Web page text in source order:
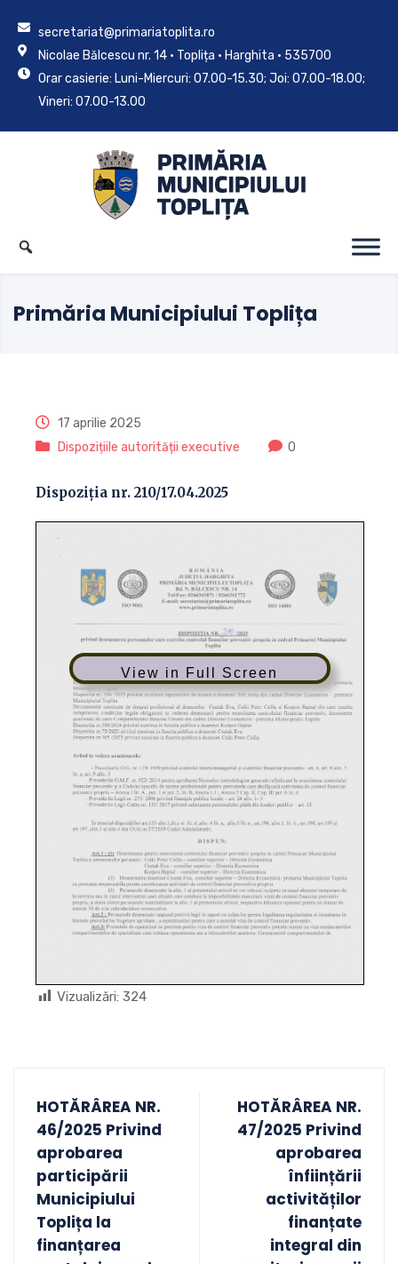
secretariat@primariatoplita.ro
Nicolae Bălcescu nr. 14 • Toplița • Harghita • 535700
Orar casierie: Luni-Miercuri: 07.00-15.30; Joi: 07.00-18.00;
Vineri: 07.00-13.00
Primăria Municipiului Toplița
17 aprilie 2025
Dispozițiile autorității executive
0
Dispoziția nr. 210/17.04.2025
View in Full Screen
Vizualizări: 324
HOTĂRÂREA NR.
46/2025 Privind
aprobarea
participării
Municipiului
Toplița la
finanțarea
HOTĂRÂREA NR.
47/2025 Privind
aprobarea
înființării
activităților
finanțate
integral din